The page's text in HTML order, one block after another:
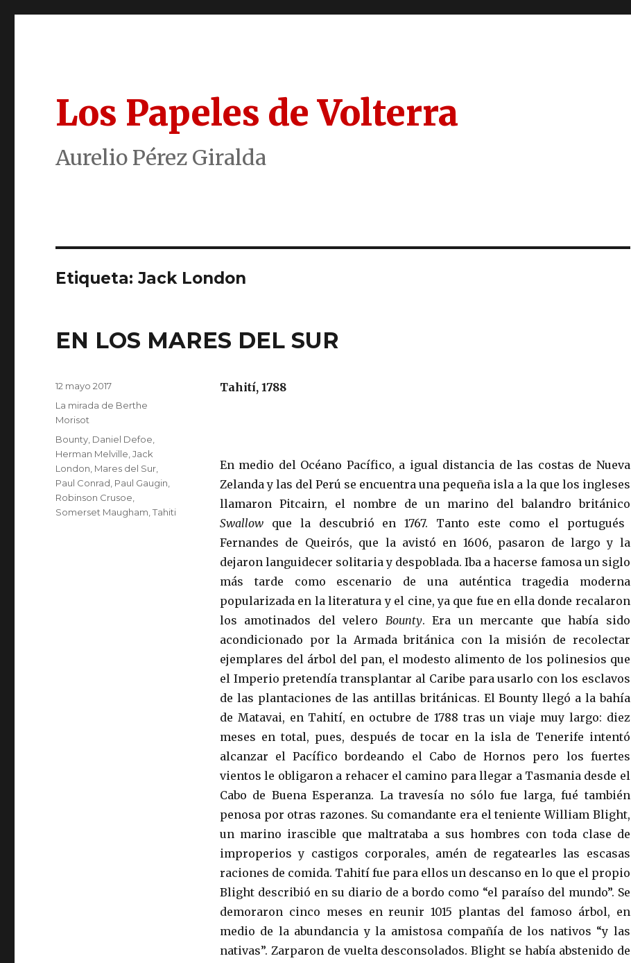
Los Papeles de Volterra
Aurelio Pérez Giralda
Etiqueta:Jack London
EN LOS MARES DEL SUR
Tahití, 1788
En medio del Océano Pacífico, a igual distancia de las costas de Nueva
Zelanda y las del Perú se encuentra una pequeña isla a la que los ingleses
llamaron Pitcairn, el nombre de un marino del balandro británico
Swallowque la descubrió en 1767. Tanto este como el portugués
Fernandes de Queirós, que la avistó en 1606, pasaron de largo y la
dejaron languidecer solitaria y despoblada. Iba a hacerse famosa un siglo
más tarde como escenario de una auténtica tragedia moderna
popularizada en la literatura y el cine, ya que fue en ella donde recalaron
los amotinados del velero Bounty. Era un mercante que había sido
acondicionado por la Armada británica con la misión de recolectar
ejemplares del árbol del pan, el modesto alimento de los polinesios que
el Imperio pretendía transplantar al Caribe para usarlo con los esclavos
de las plantaciones de las antillas británicas. El Bounty llegó a la bahía
de Matavai, en Tahití, en octubre de 1788 tras un viaje muy largo: diez
meses en total, pues, después de tocar en la isla de Tenerife intentó
alcanzar el Pacífico bordeando el Cabo de Hornos pero los fuertes
vientos le obligaron a rehacer el camino para llegar a Tasmania desde el
Cabo de Buena Esperanza. La travesía no sólo fue larga, fué también
penosa por otras razones. Su comandante era el teniente William Blight,
un marino irascible que maltrataba a sus hombres con toda clase de
improperios y castigos corporales, amén de regatearles las escasas
raciones de comida. Tahití fue para ellos un descanso en lo que el propio
Blight describió en su diario de a bordo como “el paraíso del mundo”. Se
demoraron cinco meses en reunir 1015 plantas del famoso árbol, en
medio de la abundancia y la amistosa compañía de los nativos “y las
nativas”. Zarparon de vuelta desconsolados. Blight se había abstenido de
Publicado
12 mayo 2017
Categorías
La mirada de Berthe
Morisot
Etiquetas
Bounty Daniel Defoe
Herman Melville ,Jack
London Mares del Sur
Paul Conrad Paul Gaugin
Robinson Crusoe
Somerset Maugham ,Tahiti